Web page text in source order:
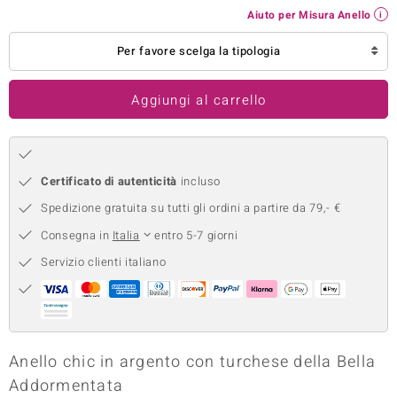
Aiuto per Misura Anello
Per favore scelga la tipologia
Aggiungi al carrello
Certificato di autenticità incluso
Spedizione gratuita su tutti gli ordini a partire da 79,- €
Consegna in Italia
entro 5-7 giorni
Servizio clienti italiano
Anello chic in argento con turchese della Bella
Addormentata